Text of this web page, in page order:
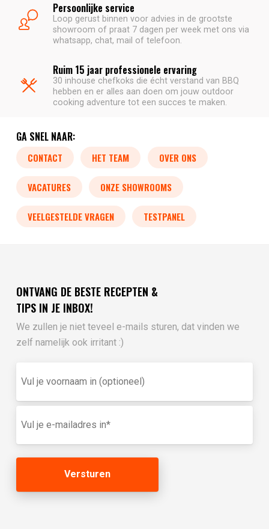
Persoonlijke service
Loop gerust binnen voor advies in de grootste
showroom of praat 7 dagen per week met ons via
whatsapp, chat, mail of telefoon.
Ruim 15 jaar professionele ervaring
30 inhouse chefkoks die écht verstand van BBQ
hebben en er alles aan doen om jouw outdoor
cooking adventure tot een succes te maken.
GA SNEL NAAR:
CONTACT HET TEAM OVER ONS
VACATURES ONZE SHOWROOMS
VEELGESTELDE VRAGEN TESTPANEL
ONTVANG DE BESTE RECEPTEN &
TIPS IN JE INBOX!
We zullen je niet teveel e-mails sturen, dat vinden we
zelf namelijk ook irritant :)
je
in
(optioneel)
mailadres